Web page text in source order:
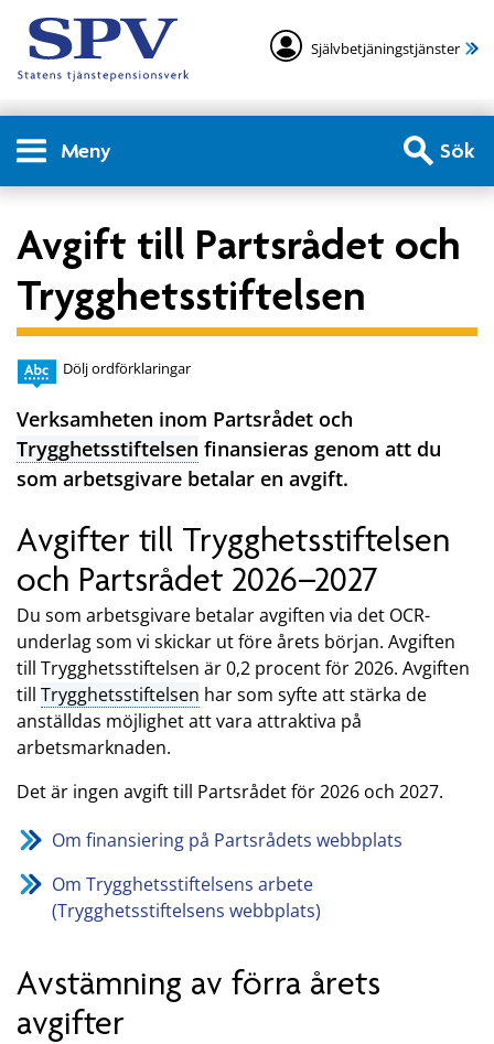
Självbetjäningstjänster
Meny Sök
Avgift till Partsrådet och
Trygghetsstiftelsen
Dölj ordförklaringar
Verksamheten inom Partsrådet och
Trygghetsstiftelsen finansieras genom att du
som arbetsgivare betalar en avgift.
Avgifter till Trygghetsstiftelsen
och Partsrådet 2026–2027
Du som arbetsgivare betalar avgiften via det OCR-
underlag som vi skickar ut före årets början. Avgiften
till Trygghetsstiftelsen är 0,2 procent för 2026. Avgiften
till Trygghetsstiftelsen har som syfte att stärka de
anställdas möjlighet att vara attraktiva på
arbetsmarknaden.
Det är ingen avgift till Partsrådet för 2026 och 2027.
Om finansiering på Partsrådets webbplats
Om Trygghetsstiftelsens arbete
(Trygghetsstiftelsens webbplats)
Avstämning av förra årets
avgifter